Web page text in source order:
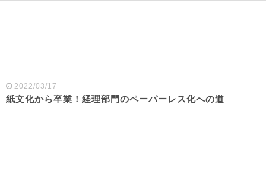
2022/03/17
紙文化から卒業！経理部門のペーパーレス化への道